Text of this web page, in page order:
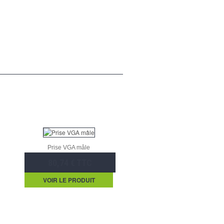
Prise VGA mâle
VOIR LE PRODUIT